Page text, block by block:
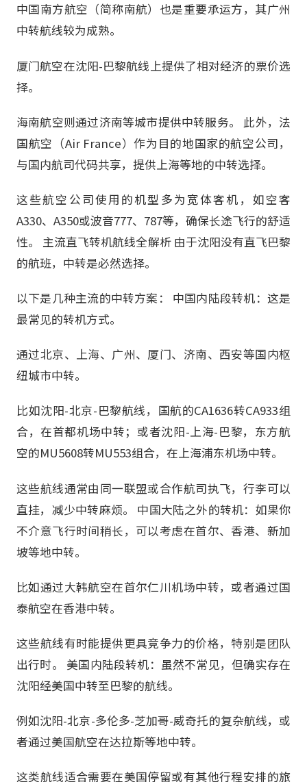
中国南方航空（简称南航）也是重要承运方，其广州
中转航线较为成熟。
厦门航空在沈阳-巴黎航线上提供了相对经济的票价选
择。
海南航空则通过济南等城市提供中转服务。 此外，法
国航空（Air France）作为目的地国家的航空公司，
与国内航司代码共享，提供上海等地的中转选择。
这些航空公司使用的机型多为宽体客机，如空客
A330、A350或波音777、787等，确保长途飞行的舒适
性。 主流直飞转机航线全解析 由于沈阳没有直飞巴黎
的航班，中转是必然选择。
以下是几种主流的中转方案： 中国内陆段转机：这是
最常见的转机方式。
通过北京、上海、广州、厦门、济南、西安等国内枢
纽城市中转。
比如沈阳-北京-巴黎航线，国航的CA1636转CA933组
合，在首都机场中转；或者沈阳-上海-巴黎，东方航
空的MU5608转MU553组合，在上海浦东机场中转。
这些航线通常由同一联盟或合作航司执飞，行李可以
直挂，减少中转麻烦。 中国大陆之外的转机：如果你
不介意飞行时间稍长，可以考虑在首尔、香港、新加
坡等地中转。
比如通过大韩航空在首尔仁川机场中转，或者通过国
泰航空在香港中转。
这些航线有时能提供更具竞争力的价格，特别是团队
出行时。 美国内陆段转机：虽然不常见，但确实存在
沈阳经美国中转至巴黎的航线。
例如沈阳-北京-多伦多-芝加哥-威奇托的复杂航线，或
者通过美国航空在达拉斯等地中转。
这类航线适合需要在美国停留或有其他行程安排的旅